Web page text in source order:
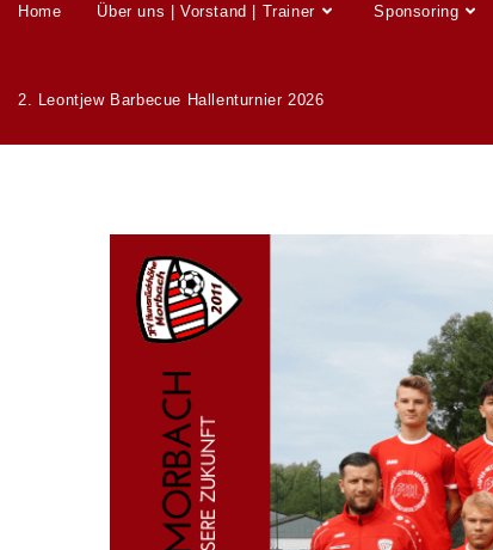
Home Über uns | Vorstand | Trainer Sponsoring
2. Leontjew Barbecue Hallenturnier 2026